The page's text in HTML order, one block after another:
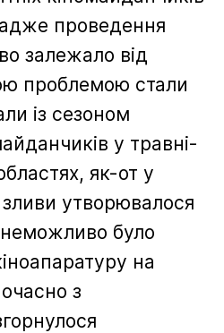
проведення
залежало від
проблемою стали
із сезоном
у травні-
як-от у
утворювалося
було
на
з